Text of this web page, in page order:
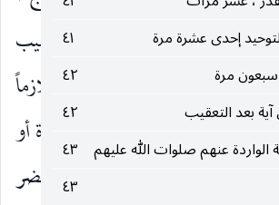
إحدى عشرة مرة
٤١
سبعون مرة
٤٢
بعد التعقيب
٤٢
عنهم صلوات الله عليهم ٤٣
٤٣
ويستحب أن يكون جلوسه في التعقيب
، متوركاً ، مستقبل القبلة ، ملازماً
، متجنباً كل ما يبطل الصلاة أو
روي (أن ما يضر بالصلاة يضر